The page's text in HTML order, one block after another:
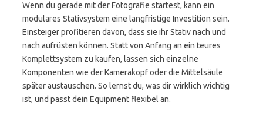
Wenn du gerade mit der Fotografie startest, kann ein
modulares Stativsystem eine langfristige Investition sein.
Einsteiger profitieren davon, dass sie ihr Stativ nach und
nach aufrüsten können. Statt von Anfang an ein teures
Komplettsystem zu kaufen, lassen sich einzelne
Komponenten wie der Kamerakopf oder die Mittelsäule
später austauschen. So lernst du, was dir wirklich wichtig
ist, und passt dein Equipment flexibel an.